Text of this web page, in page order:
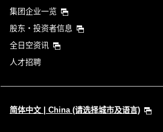
集团企业一览
股东・投资者信息
全日空资讯
人才招聘
简体中文 | China (请选择城市及语言)